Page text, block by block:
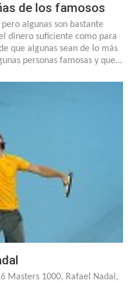
de los famosos
algunas son bastante
dinero suficiente como para
que algunas sean de lo más
personas famosas y que…
Masters 1000, Rafael Nadal,